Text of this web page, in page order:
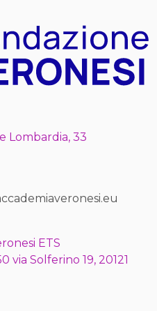
Lombardia, 33
ETS
via Solferino 19, 20121